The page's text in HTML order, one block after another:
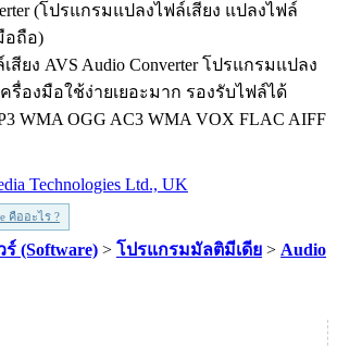
ยง AVS Audio Converter โปรแกรมแปลง
ครื่องมือใช้ง่ายเยอะมาก รองรับไฟล์ได้
WMA OGG AC3 WMA VOX FLAC AIFF
Technologies Ltd., UK
คืออะไร ?
(Software) > โปรแกรมมัลติมีเดีย > Audio